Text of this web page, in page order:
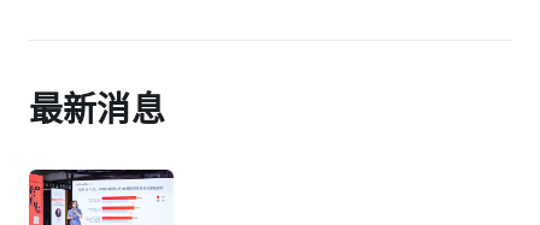
最新消息